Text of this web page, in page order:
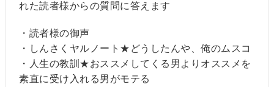
れた読者様からの質問に答えます
・読者様の御声
・しんさくヤルノート★どうしたんや、俺のムスコ
・人生の教訓★おススメしてくる男よりオススメを
素直に受け入れる男がモテる